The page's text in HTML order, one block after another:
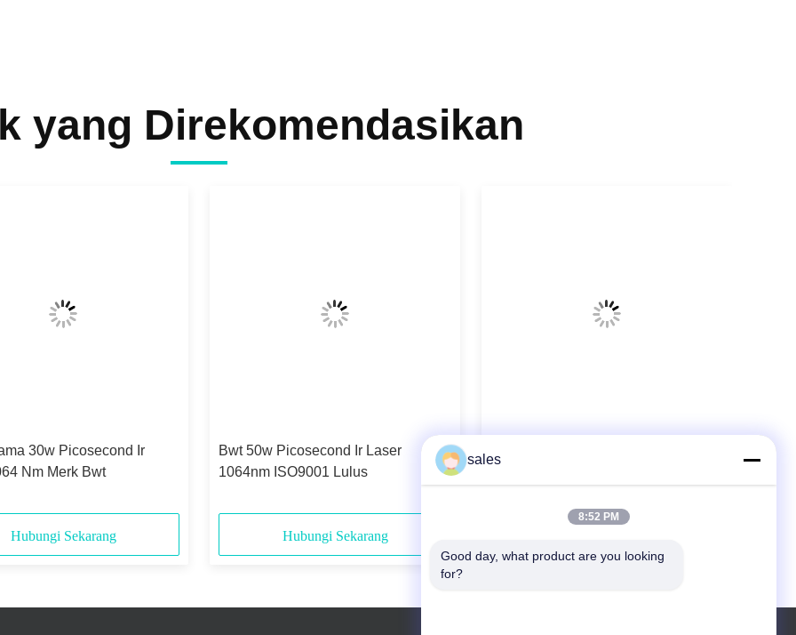
yang Direkomendasikan
30w Picosecond Ir
Nm Merk Bwt
Hubungi Sekarang
Bwt 50w Picosecond Ir Laser
1064nm ISO9001 Lulus
Hubungi Sekarang
sales
8:52 PM
Good day, what product are you looking
for?